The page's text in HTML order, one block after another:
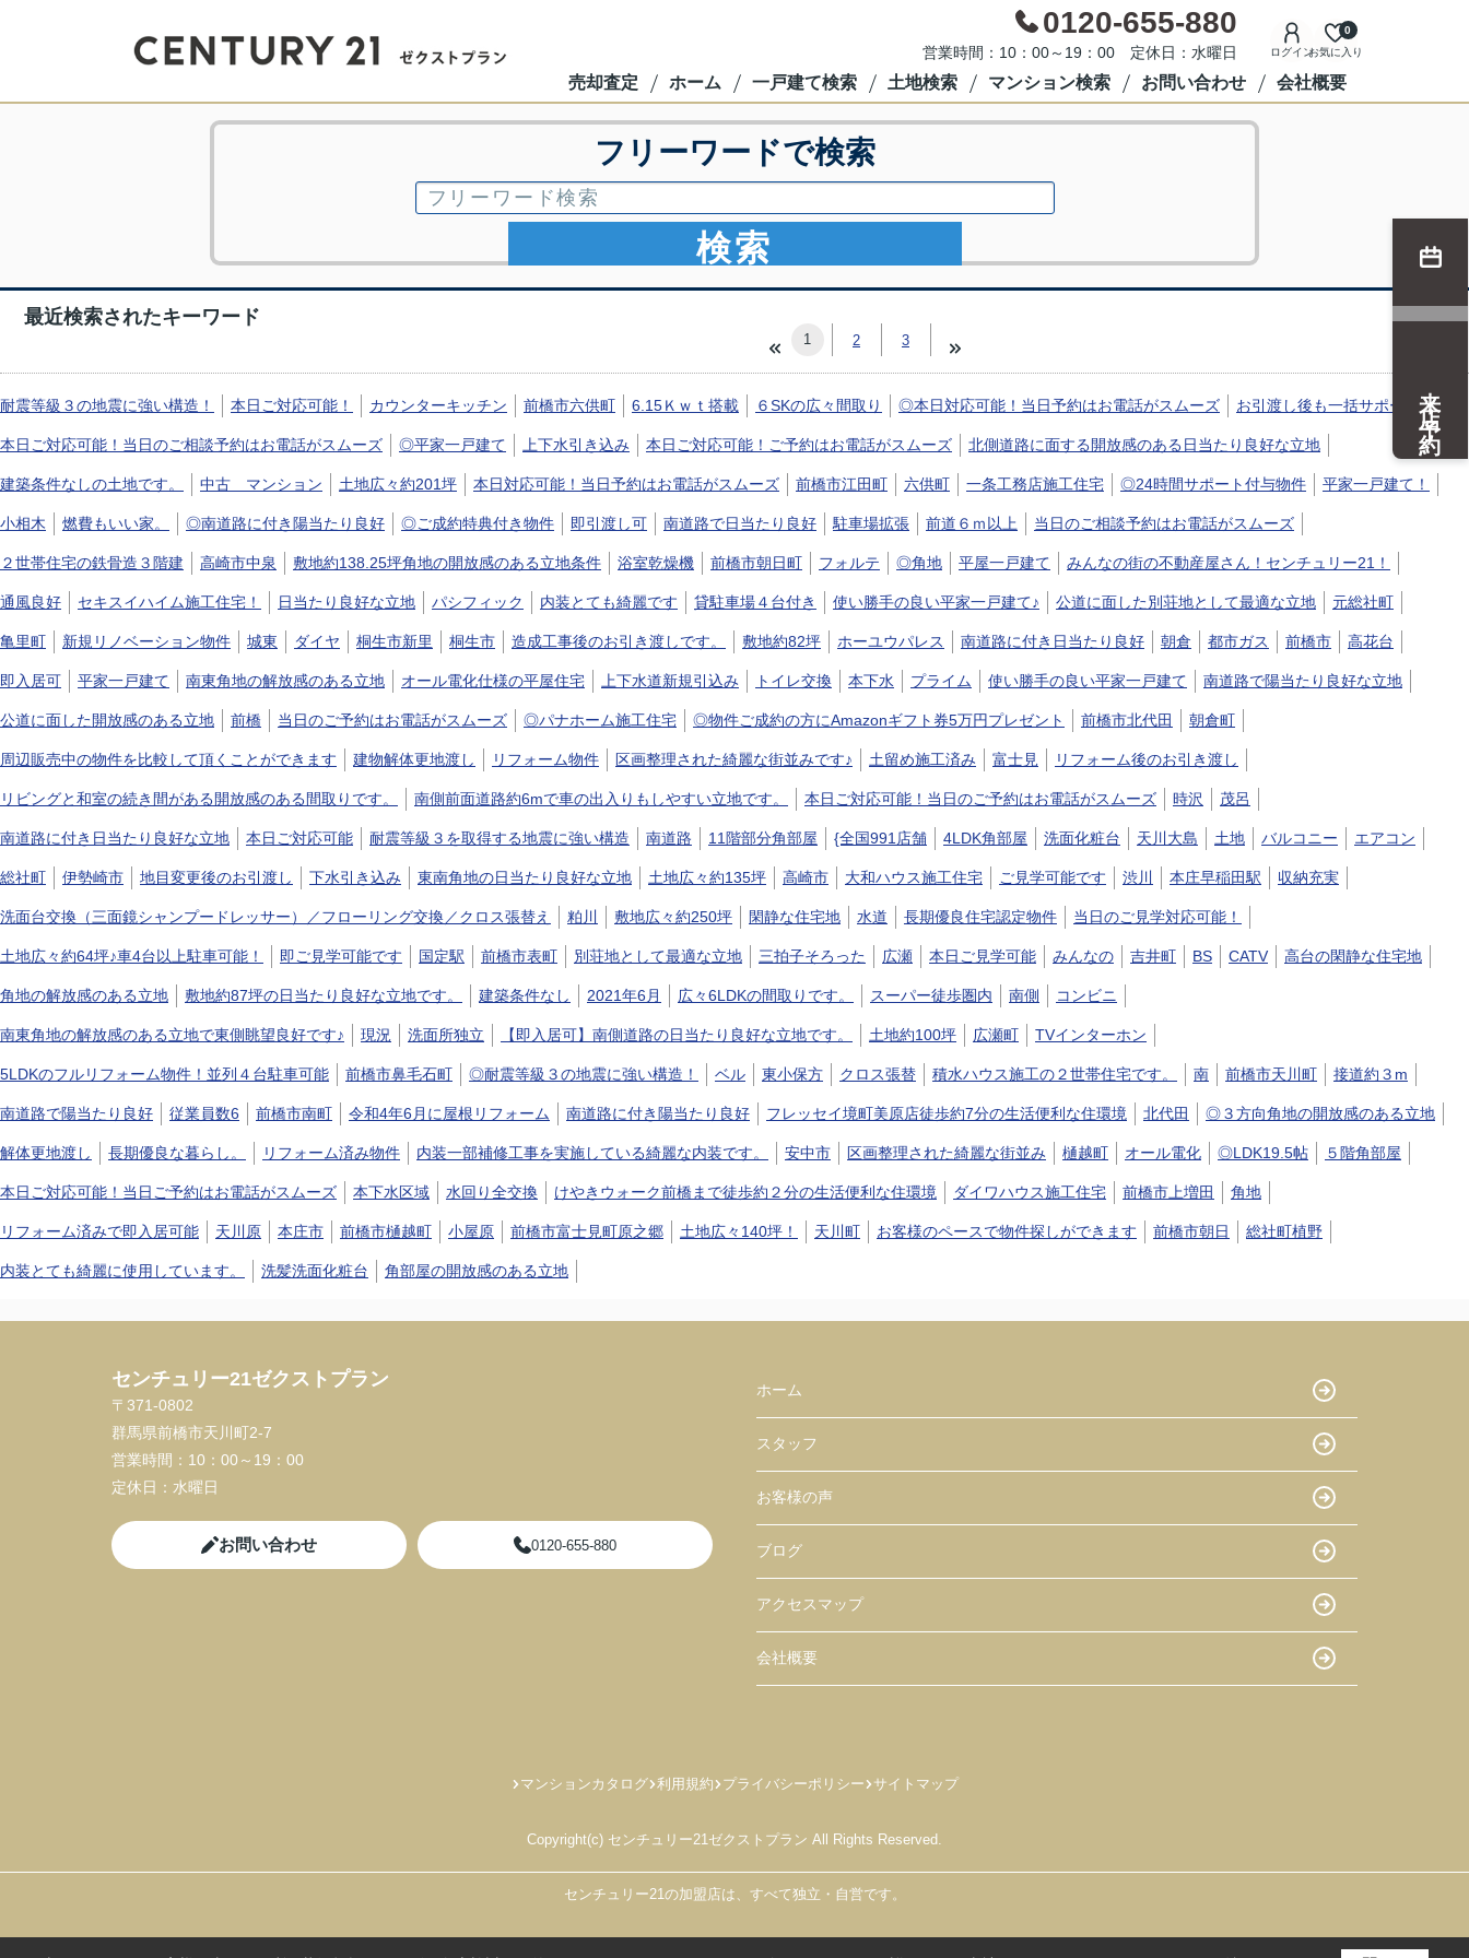
0120-655-880
営業時間：10：00～19：00 定休日：水曜日 ログインお気に入り
0
売却査定 ホーム 一戸建て検索 土地検索 マンション検索 お問い合わせ 会社概要
フリーワードで検索
検索
最近検索されたキーワード
1 2 3
耐震等級３の地震に強い構造！ 本日ご対応可能！ カウンターキッチン 前橋市六供町 6.15Ｋｗｔ搭載 ６SKの広々間取り ◎本日対応可能！当日予約はお電話がスムーズ お引渡し後も一括サポート
本日ご対応可能！当日のご相談予約はお電話がスムーズ ◎平家一戸建て 上下水引き込み 本日ご対応可能！ご予約はお電話がスムーズ 北側道路に面する開放感のある日当たり良好な立地
建築条件なしの土地です。 中古 マンション 土地広々約201坪 本日対応可能！当日予約はお電話がスムーズ 前橋市江田町 六供町 一条工務店施工住宅 ◎24時間サポート付与物件 平家一戸建て！
小相木 燃費もいい家。 ◎南道路に付き陽当たり良好 ◎ご成約特典付き物件 即引渡し可 南道路で日当たり良好 駐車場拡張 前道６ｍ以上 当日のご相談予約はお電話がスムーズ
２世帯住宅の鉄骨造３階建 高崎市中泉 敷地約138.25坪角地の開放感のある立地条件 浴室乾燥機 前橋市朝日町 フォルテ ◎角地 平屋一戸建て みんなの街の不動産屋さん！センチュリー21！
通風良好 セキスイハイム施工住宅！ 日当たり良好な立地 パシフィック 内装とても綺麗です 貸駐車場４台付き 使い勝手の良い平家一戸建て♪ 公道に面した別荘地として最適な立地 元総社町
亀里町 新規リノベーション物件 城東 ダイヤ 桐生市新里 桐生市 造成工事後のお引き渡しです。 敷地約82坪 ホーユウパレス 南道路に付き日当たり良好 朝倉 都市ガス 前橋市 高花台
即入居可 平家一戸建て 南東角地の解放感のある立地 オール電化仕様の平屋住宅 上下水道新規引込み トイレ交換 本下水 プライム 使い勝手の良い平家一戸建て 南道路で陽当たり良好な立地
公道に面した開放感のある立地 前橋 当日のご予約はお電話がスムーズ ◎パナホーム施工住宅 ◎物件ご成約の方にAmazonギフト券5万円プレゼント 前橋市北代田 朝倉町
周辺販売中の物件を比較して頂くことができます 建物解体更地渡し リフォーム物件 区画整理された綺麗な街並みです♪ 土留め施工済み 富士見 リフォーム後のお引き渡し
リビングと和室の続き間がある開放感のある間取りです。 南側前面道路約6mで車の出入りもしやすい立地です。 本日ご対応可能！当日のご予約はお電話がスムーズ 時沢 茂呂
南道路に付き日当たり良好な立地 本日ご対応可能 耐震等級３を取得する地震に強い構造 南道路 11階部分角部屋 {全国991店舗 4LDK角部屋 洗面化粧台 天川大島 土地 バルコニー エアコン
総社町 伊勢崎市 地目変更後のお引渡し 下水引き込み 東南角地の日当たり良好な立地 土地広々約135坪 高崎市 大和ハウス施工住宅 ご見学可能です 渋川 本庄早稲田駅 収納充実
洗面台交換（三面鏡シャンプードレッサー）／フローリング交換／クロス張替え 粕川 敷地広々約250坪 閑静な住宅地 水道 長期優良住宅認定物件 当日のご見学対応可能！
土地広々約64坪♪車4台以上駐車可能！ 即ご見学可能です 国定駅 前橋市表町 別荘地として最適な立地 三拍子そろった 広瀬 本日ご見学可能 みんなの 吉井町 BS CATV 高台の閑静な住宅地
角地の解放感のある立地 敷地約87坪の日当たり良好な立地です。 建築条件なし 2021年6月 広々6LDKの間取りです。 スーパー徒歩圏内 南側 コンビニ
南東角地の解放感のある立地で東側眺望良好です♪ 現況 洗面所独立 【即入居可】南側道路の日当たり良好な立地です。 土地約100坪 広瀬町 TVインターホン
5LDKのフルリフォーム物件！並列４台駐車可能 前橋市鼻毛石町 ◎耐震等級３の地震に強い構造！ ベル 東小保方 クロス張替 積水ハウス施工の２世帯住宅です。 南 前橋市天川町 接道約３m
南道路で陽当たり良好 従業員数6 前橋市南町 令和4年6月に屋根リフォーム 南道路に付き陽当たり良好 フレッセイ境町美原店徒歩約7分の生活便利な住環境 北代田 ◎３方向角地の開放感のある立地
解体更地渡し 長期優良な暮らし。 リフォーム済み物件 内装一部補修工事を実施している綺麗な内装です。 安中市 区画整理された綺麗な街並み 樋越町 オール電化 ◎LDK19.5帖 ５階角部屋
本日ご対応可能！当日ご予約はお電話がスムーズ 本下水区域 水回り全交換 けやきウォーク前橋まで徒歩約２分の生活便利な住環境 ダイワハウス施工住宅 前橋市上増田 角地
リフォーム済みで即入居可能 天川原 本庄市 前橋市樋越町 小屋原 前橋市富士見町原之郷 土地広々140坪！ 天川町 お客様のペースで物件探しができます 前橋市朝日 総社町植野
内装とても綺麗に使用しています。 洗髪洗面化粧台 角部屋の開放感のある立地
来店予約
センチュリー21ゼクストプラン
〒371-0802
群馬県前橋市天川町2-7
営業時間： 10：00～19：00
定休日： 水曜日
お問い合わせ 0120-655-880
ホーム
スタッフ
お客様の声
ブログ
アクセスマップ
会社概要
マンションカタログ 利用規約 プライバシーポリシー サイトマップ
Copyright(c) センチュリー21ゼクストプラン All Rights Reserved.
センチュリー21の加盟店は、すべて独立・自営です。